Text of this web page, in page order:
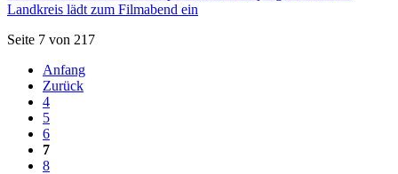
Landkreis lädt zum Filmabend ein
Seite 7 von 217
Anfang
Zurück
4
5
6
7
8